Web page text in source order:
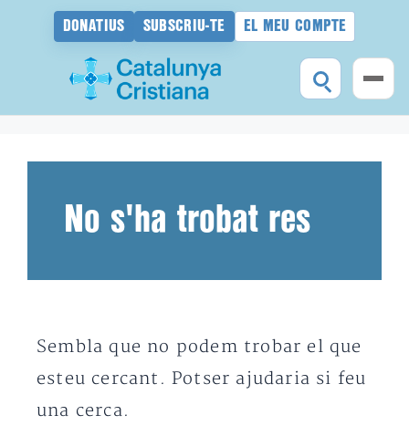
DONATIUS SUBSCRIU-TE EL MEU COMPTE
No s'ha trobat res
Sembla que no podem trobar el que
esteu cercant. Potser ajudaria si feu
una cerca.